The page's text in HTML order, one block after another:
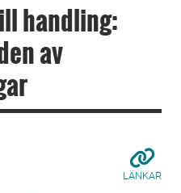
handling:
av
LÄNKAR